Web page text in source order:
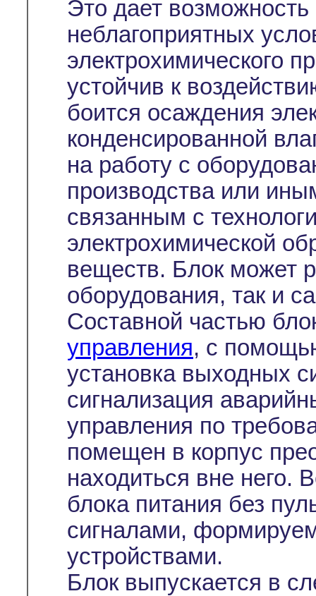
Это дает возможность
неблагоприятных
электрохимического
устойчив к
боится осаждения
конденсированной
на работу с
производства или
связанным с
электрохимической
веществ. Блок может
оборудования, так и
Составной частью
управления, с
установка выходных
сигнализация
управления по
помещен в корпус
находиться вне него.
блока питания без
сигналами,
устройствами.
Блок выпускается в